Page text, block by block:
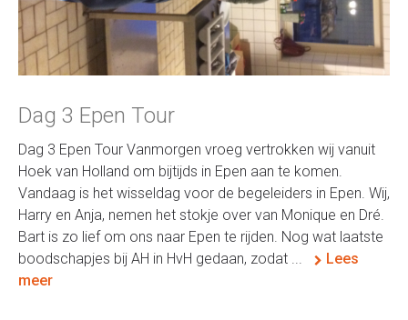
Dag 3 Epen Tour
Dag 3 Epen Tour Vanmorgen vroeg vertrokken wij vanuit
Hoek van Holland om bijtijds in Epen aan te komen.
Vandaag is het wisseldag voor de begeleiders in Epen. Wij,
Harry en Anja, nemen het stokje over van Monique en Dré.
Bart is zo lief om ons naar Epen te rijden. Nog wat laatste
boodschapjes bij AH in HvH gedaan, zodat ...
Lees
meer